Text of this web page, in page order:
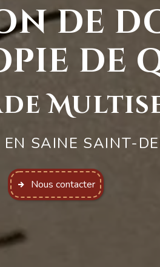
de
de
EN SAINE SAINT-
Nous contacter